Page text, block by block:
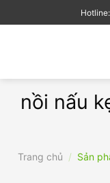
to
nồi nấu
Trang chủ / Sản